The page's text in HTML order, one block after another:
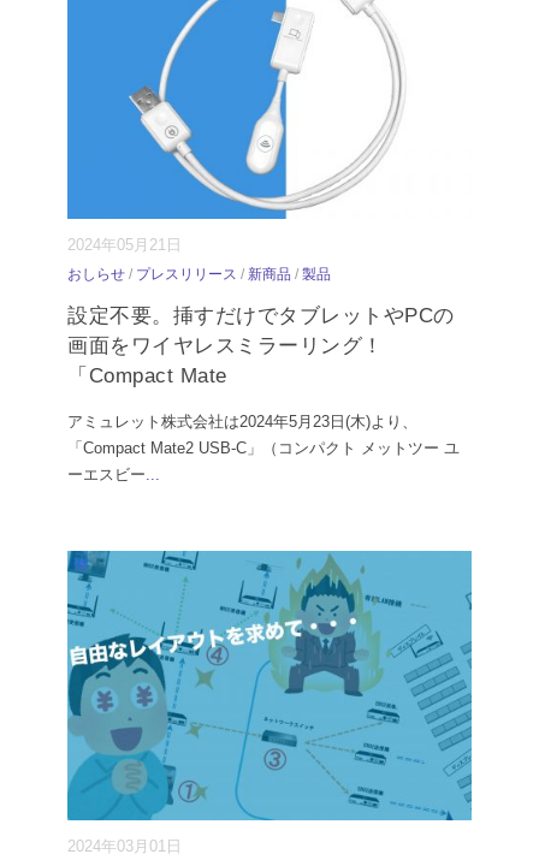
2024年05月21日
おしらせ / プレスリリース / 新商品 / 製品
設定不要。挿すだけでタブレットやPCの
画面をワイヤレスミラーリング！
「Compact Mate
アミュレット株式会社は2024年5月23日(木)より、
「Compact Mate2 USB-C」（コンパクト メットツー ユ
ーエスビー...
2024年03月01日